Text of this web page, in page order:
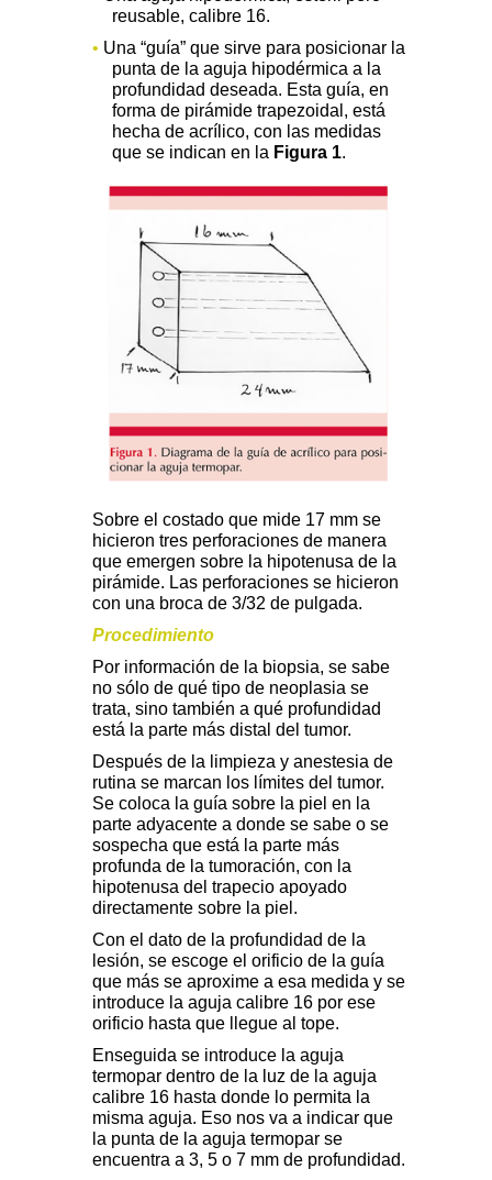
reusable, calibre 16.
• Una “guía” que sirve para posicionar la
punta de la aguja hipodérmica a la
profundidad deseada. Esta guía, en
forma de pirámide trapezoidal, está
hecha de acrílico, con las medidas
que se indican en la Figura 1.
Sobre el costado que mide 17 mm se
hicieron tres perforaciones de manera
que emergen sobre la hipotenusa de la
pirámide. Las perforaciones se hicieron
con una broca de 3/32 de pulgada.
Procedimiento
Por información de la biopsia, se sabe
no sólo de qué tipo de neoplasia se
trata, sino también a qué profundidad
está la parte más distal del tumor.
Después de la limpieza y anestesia de
rutina se marcan los límites del tumor.
Se coloca la guía sobre la piel en la
parte adyacente a donde se sabe o se
sospecha que está la parte más
profunda de la tumoración, con la
hipotenusa del trapecio apoyado
directamente sobre la piel.
Con el dato de la profundidad de la
lesión, se escoge el orificio de la guía
que más se aproxime a esa medida y se
introduce la aguja calibre 16 por ese
orificio hasta que llegue al tope.
Enseguida se introduce la aguja
termopar dentro de la luz de la aguja
calibre 16 hasta donde lo permita la
misma aguja. Eso nos va a indicar que
la punta de la aguja termopar se
encuentra a 3, 5 o 7 mm de profundidad.